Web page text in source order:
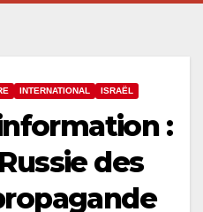
INTERNATIONAL ISRAËL
:
des